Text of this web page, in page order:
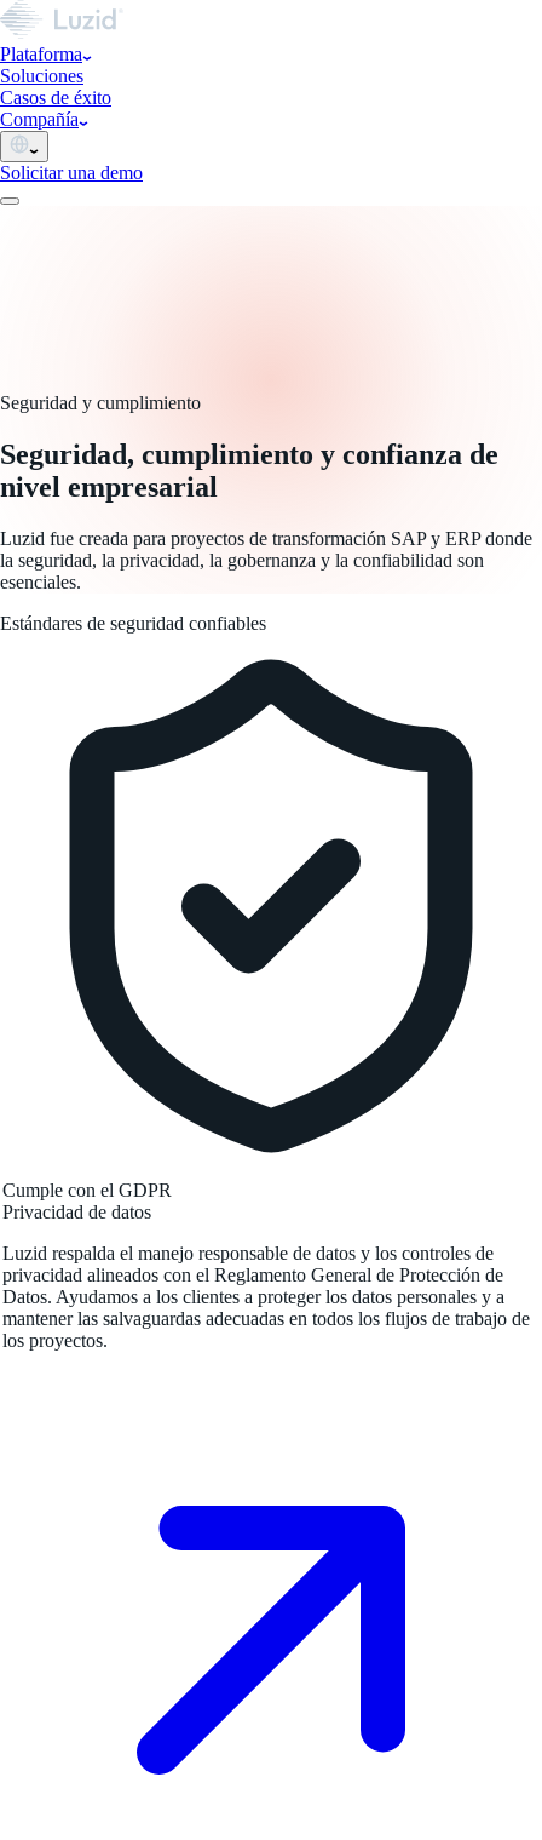
Plataforma
Soluciones
Casos de éxito
Compañía
Solicitar una demo
Seguridad y cumplimiento
Seguridad, cumplimiento y confianza de
nivel empresarial
Luzid fue creada para proyectos de transformación SAP y ERP donde
la seguridad, la privacidad, la gobernanza y la confiabilidad son
esenciales.
Estándares de seguridad confiables
Cumple con el GDPR
Privacidad de datos
Luzid respalda el manejo responsable de datos y los controles de
privacidad alineados con el Reglamento General de Protección de
Datos. Ayudamos a los clientes a proteger los datos personales y a
mantener las salvaguardas adecuadas en todos los flujos de trabajo de
los proyectos.